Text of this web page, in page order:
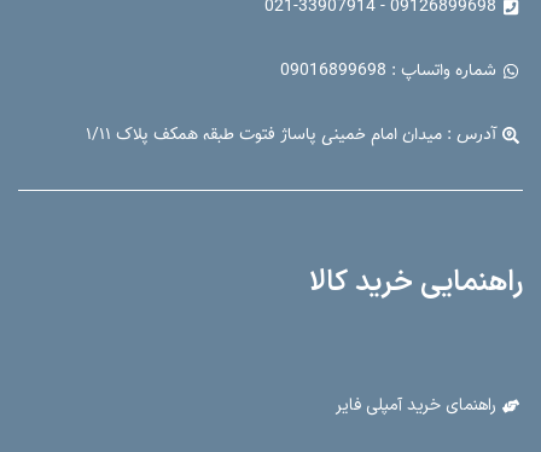
09126899698 - 021-33907914
شماره واتساپ : 09016899698
آدرس : میدان امام خمینی پاساژ فتوت طبقه همکف پلاک ۱/۱۱
راهنمایی خرید کالا
راهنمای خرید آمپلی فایر